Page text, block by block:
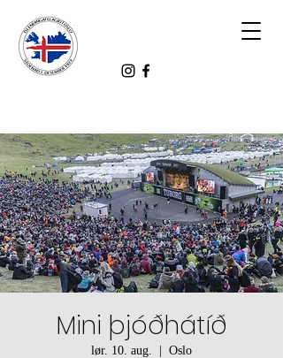
Mini þjóðhátíð
lør. 10. aug. Oslo